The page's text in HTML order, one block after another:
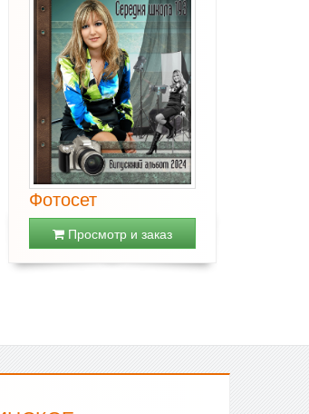
Фотосет
Просмотр и заказ